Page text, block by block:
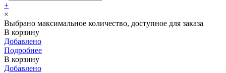
+
×
Выбрано максимальное количество, доступное для заказа
В корзину
Добавлено
Подробнее
В корзину
Добавлено